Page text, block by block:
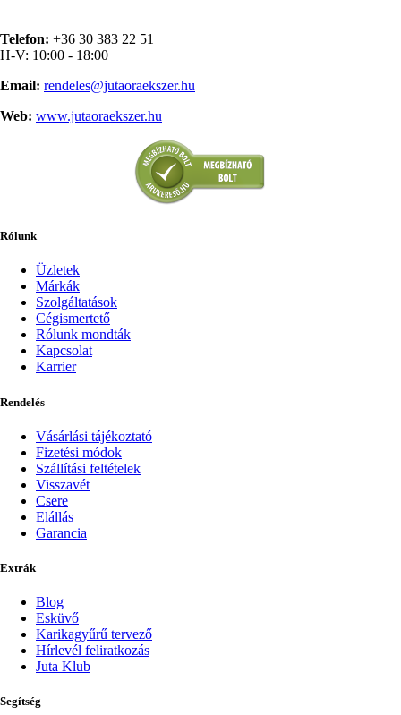
Telefon: +36 30 383 22 51
H-V: 10:00 - 18:00
Email: rendeles@jutaoraekszer.hu
Web: www.jutaoraekszer.hu
Rólunk
Üzletek
Márkák
Szolgáltatások
Cégismertető
Rólunk mondták
Kapcsolat
Karrier
Rendelés
Vásárlási tájékoztató
Fizetési módok
Szállítási feltételek
Visszavét
Csere
Elállás
Garancia
Extrák
Blog
Esküvő
Karikagyűrű tervező
Hírlevél feliratkozás
Juta Klub
Segítség